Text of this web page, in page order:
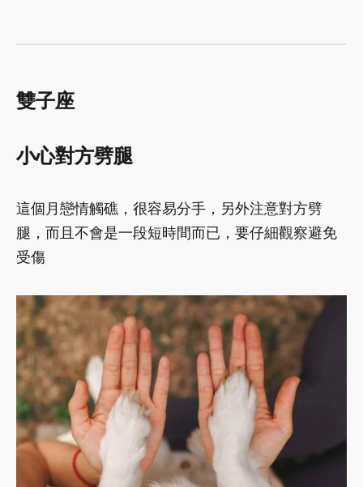
雙子座
小心對方劈腿
這個月戀情觸礁，很容易分手，另外注意對方劈
腿，而且不會是一段短時間而已，要仔細觀察避免
受傷